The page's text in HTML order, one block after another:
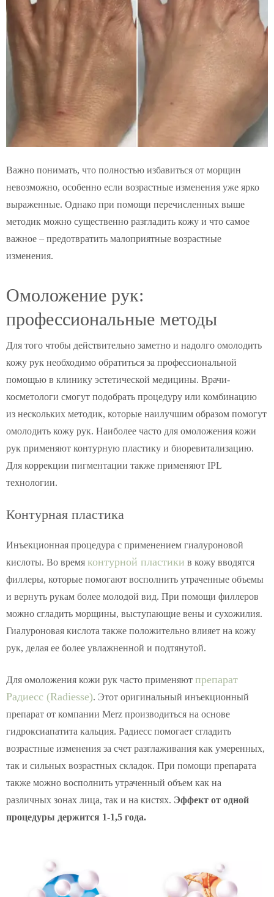
Важно понимать, что полностью избавиться от морщин
невозможно, особенно если возрастные изменения уже ярко
выраженные. Однако при помощи перечисленных выше
методик можно существенно разгладить кожу и что самое
важное – предотвратить малоприятные возрастные
изменения.
Омоложение рук:
профессиональные методы
Для того чтобы действительно заметно и надолго омолодить
кожу рук необходимо обратиться за профессиональной
помощью в клинику эстетической медицины. Врачи-
косметологи смогут подобрать процедуру или комбинацию
из нескольких методик, которые наилучшим образом помогут
омолодить кожу рук. Наиболее часто для омоложения кожи
рук применяют контурную пластику и биоревитализацию.
Для коррекции пигментации также применяют IPL
технологии.
Контурная пластика
Инъекционная процедура с применением гиалуроновой
кислоты. Во время контурной пластики в кожу вводятся
филлеры, которые помогают восполнить утраченные объемы
и вернуть рукам более молодой вид. При помощи филлеров
можно сгладить морщины, выступающие вены и сухожилия.
Гиалуроновая кислота также положительно влияет на кожу
рук, делая ее более увлажненной и подтянутой.
Для омоложения кожи рук часто применяют препарат
Радиесс (Radiesse). Этот оригинальный инъекционный
препарат от компании Merz производиться на основе
гидроксиапатита кальция. Радиесс помогает сгладить
возрастные изменения за счет разглаживания как умеренных,
так и сильных возрастных складок. При помощи препарата
также можно восполнить утраченный объем как на
различных зонах лица, так и на кистях. Эффект от одной
процедуры держится 1-1,5 года.